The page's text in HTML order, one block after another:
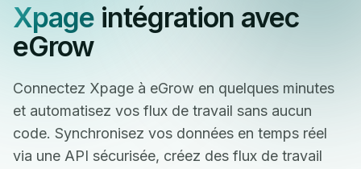
Xpageintégration avec
eGrow
Connectez Xpage à eGrow en quelques minutes
et automatisez vos flux de travail sans aucun
code. Synchronisez vos données en temps réel
via une API sécurisée, créez des flux de travail